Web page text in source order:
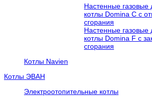
Настенные газовые
котлы Domina C с
сгорания
Настенные газовые
котлы Domina F с
сгорания
Котлы Navien
Котлы ЭВАН
Электроотопительные котлы